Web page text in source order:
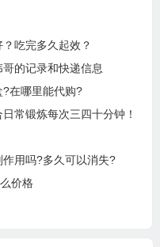
吃完多久起效？
的记录和快递信息
在哪里能代购?
常锻炼每次三四十分钟！
用吗?多久可以消失?
价格